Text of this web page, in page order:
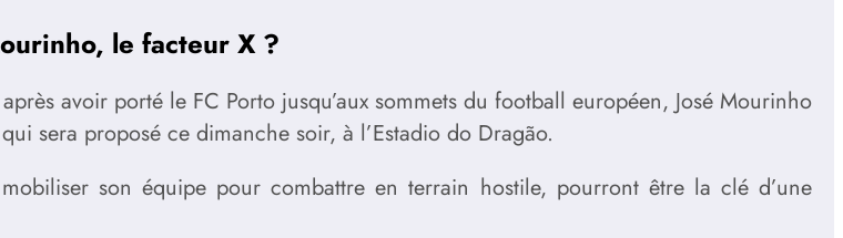
le facteur X ?
avoir porté le FC Porto jusqu’aux sommets du football européen, José Mourinho
sera proposé ce dimanche soir, à l’Estadio do Dragão.
son équipe pour combattre en terrain hostile, pourront être la clé d’une